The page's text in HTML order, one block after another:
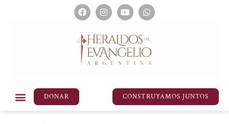
DONAR CONSTRUYAMOS JUNTOS